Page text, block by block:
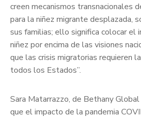
creen mecanismos transnacionales
para la niñez migrante desplazada,
sus familias; ello significa colocar el
niñez por encima de las visiones
que las crisis migratorias requieren
todos los Estados”.
Sara Matarrazzo, de Bethany
que el impacto de la pandemia